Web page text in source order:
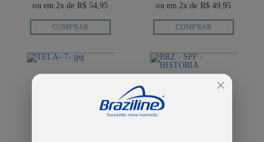
ou em 2x de R$ 54,95
COMPRAR
ou em 2x de R$ 49,95
COMPRAR